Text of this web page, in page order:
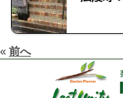
« 前へ